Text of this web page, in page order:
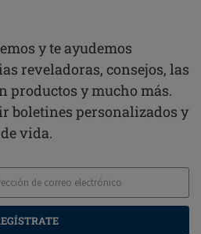
y te ayudemos
reveladoras, consejos, las
productos y mucho más.
boletines personalizados y
vida.